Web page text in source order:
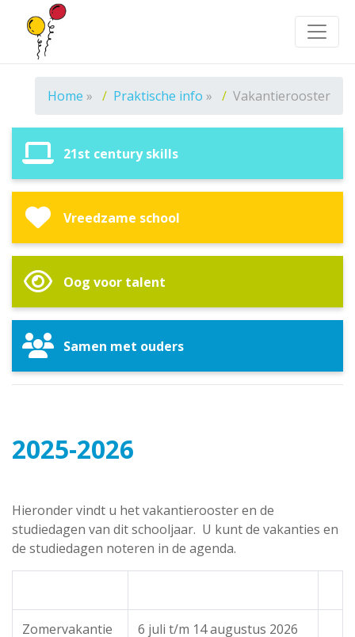
Home » Praktische info » Vakantierooster
21st century skills
Vreedzame school
Oog voor talent
Samen met ouders
2025-2026
Hieronder vindt u het vakantierooster en de
studiedagen van dit schooljaar. U kunt de vakanties en
de studiedagen noteren in de agenda.
Zomervakantie 6 juli t/m 14 augustus 2026